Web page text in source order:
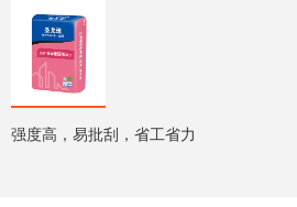
强度高，易批刮，省工省力